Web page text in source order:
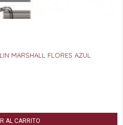
MARSHALL FLORES AZUL
AL CARRITO